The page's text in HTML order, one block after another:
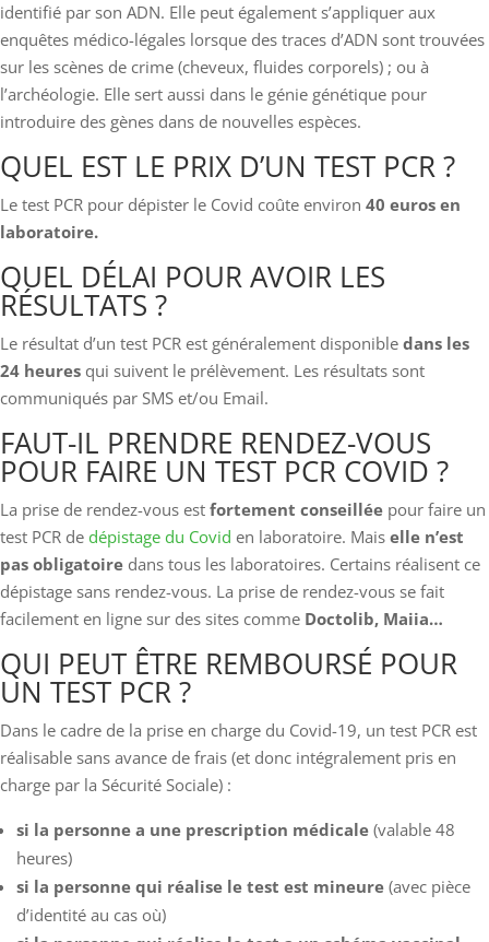
identifié par son ADN. Elle peut également s’appliquer aux
enquêtes médico-légales lorsque des traces d’ADN sont trouvées
sur les scènes de crime (cheveux, fluides corporels) ; ou à
l’archéologie. Elle sert aussi dans le génie génétique pour
introduire des gènes dans de nouvelles espèces.
QUEL EST LE PRIX D’UN TEST PCR ?
Le test PCR pour dépister le Covid coûte environ 40 euros en
laboratoire.
QUEL DÉLAI POUR AVOIR LES
RÉSULTATS ?
Le résultat d’un test PCR est généralement disponible dans les
24 heures qui suivent le prélèvement. Les résultats sont
communiqués par SMS et/ou Email.
FAUT-IL PRENDRE RENDEZ-VOUS
POUR FAIRE UN TEST PCR COVID ?
La prise de rendez-vous est fortement conseillée pour faire un
test PCR de dépistage du Covid en laboratoire. Mais elle n’est
pas obligatoire dans tous les laboratoires. Certains réalisent ce
dépistage sans rendez-vous. La prise de rendez-vous se fait
facilement en ligne sur des sites comme Doctolib, Maiia…
QUI PEUT ÊTRE REMBOURSÉ POUR
UN TEST PCR ?
Dans le cadre de la prise en charge du Covid-19, un test PCR est
réalisable sans avance de frais (et donc intégralement pris en
charge par la Sécurité Sociale) :
si la personne a une prescription médicale (valable 48
heures)
si la personne qui réalise le test est mineure (avec pièce
d’identité au cas où)